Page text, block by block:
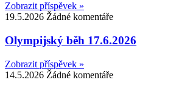
Zobrazit příspěvek »
19.5.2026 Žádné komentáře
Olympijský běh 17.6.2026
Zobrazit příspěvek »
14.5.2026 Žádné komentáře